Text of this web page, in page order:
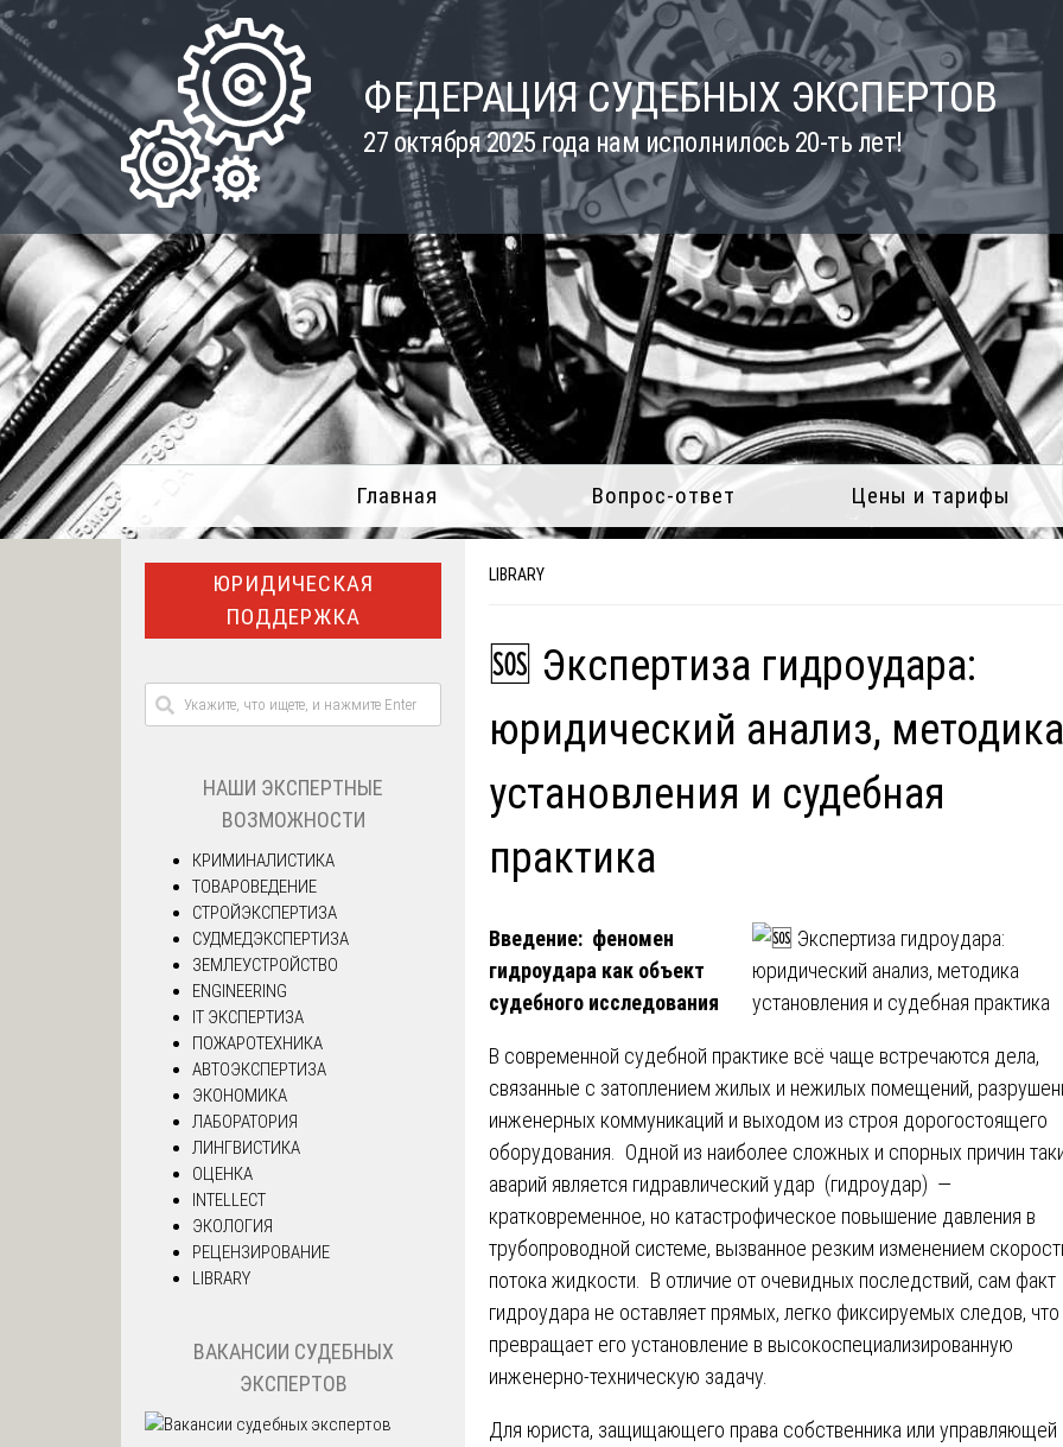
Skip
content
ФЕДЕРАЦИЯ СУДЕБНЫХ ЭКСПЕРТОВ
27 октября 2025 года нам исполнилось 20-ть лет!
Главная Вопрос-ответ Цены и тарифы
LIBRARY
🆘 Экспертиза гидроудара:
юридический анализ, методика
установления и судебная
практика
Введение: феномен
гидроудара как объект
судебного исследования
В современной судебной практике всё чаще встречаются дела,
связанные с затоплением жилых и нежилых помещений,
инженерных коммуникаций и выходом из строя дорогостоящего
оборудования. Одной из наиболее сложных и спорных причин
аварий является гидравлический удар (гидроудар) —
кратковременное, но катастрофическое повышение давления в
трубопроводной системе, вызванное резким изменением
потока жидкости. В отличие от очевидных последствий, сам факт
гидроудара не оставляет прямых, легко фиксируемых следов, что
превращает его установление в высокоспециализированную
инженерно-техническую задачу.
Для юриста, защищающего права собственника или управляющей
ЮРИДИЧЕСКАЯ
ПОДДЕРЖКА
НАШИ ЭКСПЕРТНЫЕ
ВОЗМОЖНОСТИ
КРИМИНАЛИСТИКА
ТОВАРОВЕДЕНИЕ
СТРОЙЭКСПЕРТИЗА
СУДМЕДЭКСПЕРТИЗА
ЗЕМЛЕУСТРОЙСТВО
ENGINEERING
IT ЭКСПЕРТИЗА
ПОЖАРОТЕХНИКА
АВТОЭКСПЕРТИЗА
ЭКОНОМИКА
ЛАБОРАТОРИЯ
ЛИНГВИСТИКА
ОЦЕНКА
INTELLECT
ЭКОЛОГИЯ
РЕЦЕНЗИРОВАНИЕ
LIBRARY
ВАКАНСИИ СУДЕБНЫХ
ЭКСПЕРТОВ